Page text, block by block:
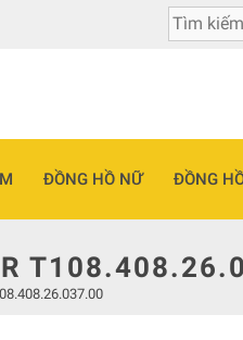
ĐỒNG HỒ NỮ ĐỒNG